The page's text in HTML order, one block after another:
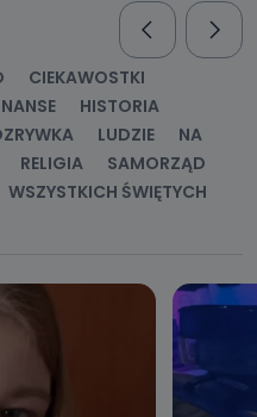
CIEKAWOSTKI
HISTORIA
LUDZIE
NA
RELIGIA
SAMORZĄD
WSZYSTKICH ŚWIĘTYCH